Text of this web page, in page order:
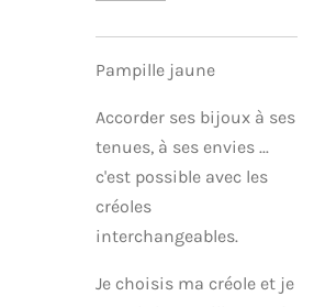
Pampille jaune
Accorder ses bijoux à ses
tenues, à ses envies ...
c'est possible avec les
créoles
interchangeables.
Je choisis ma créole et je